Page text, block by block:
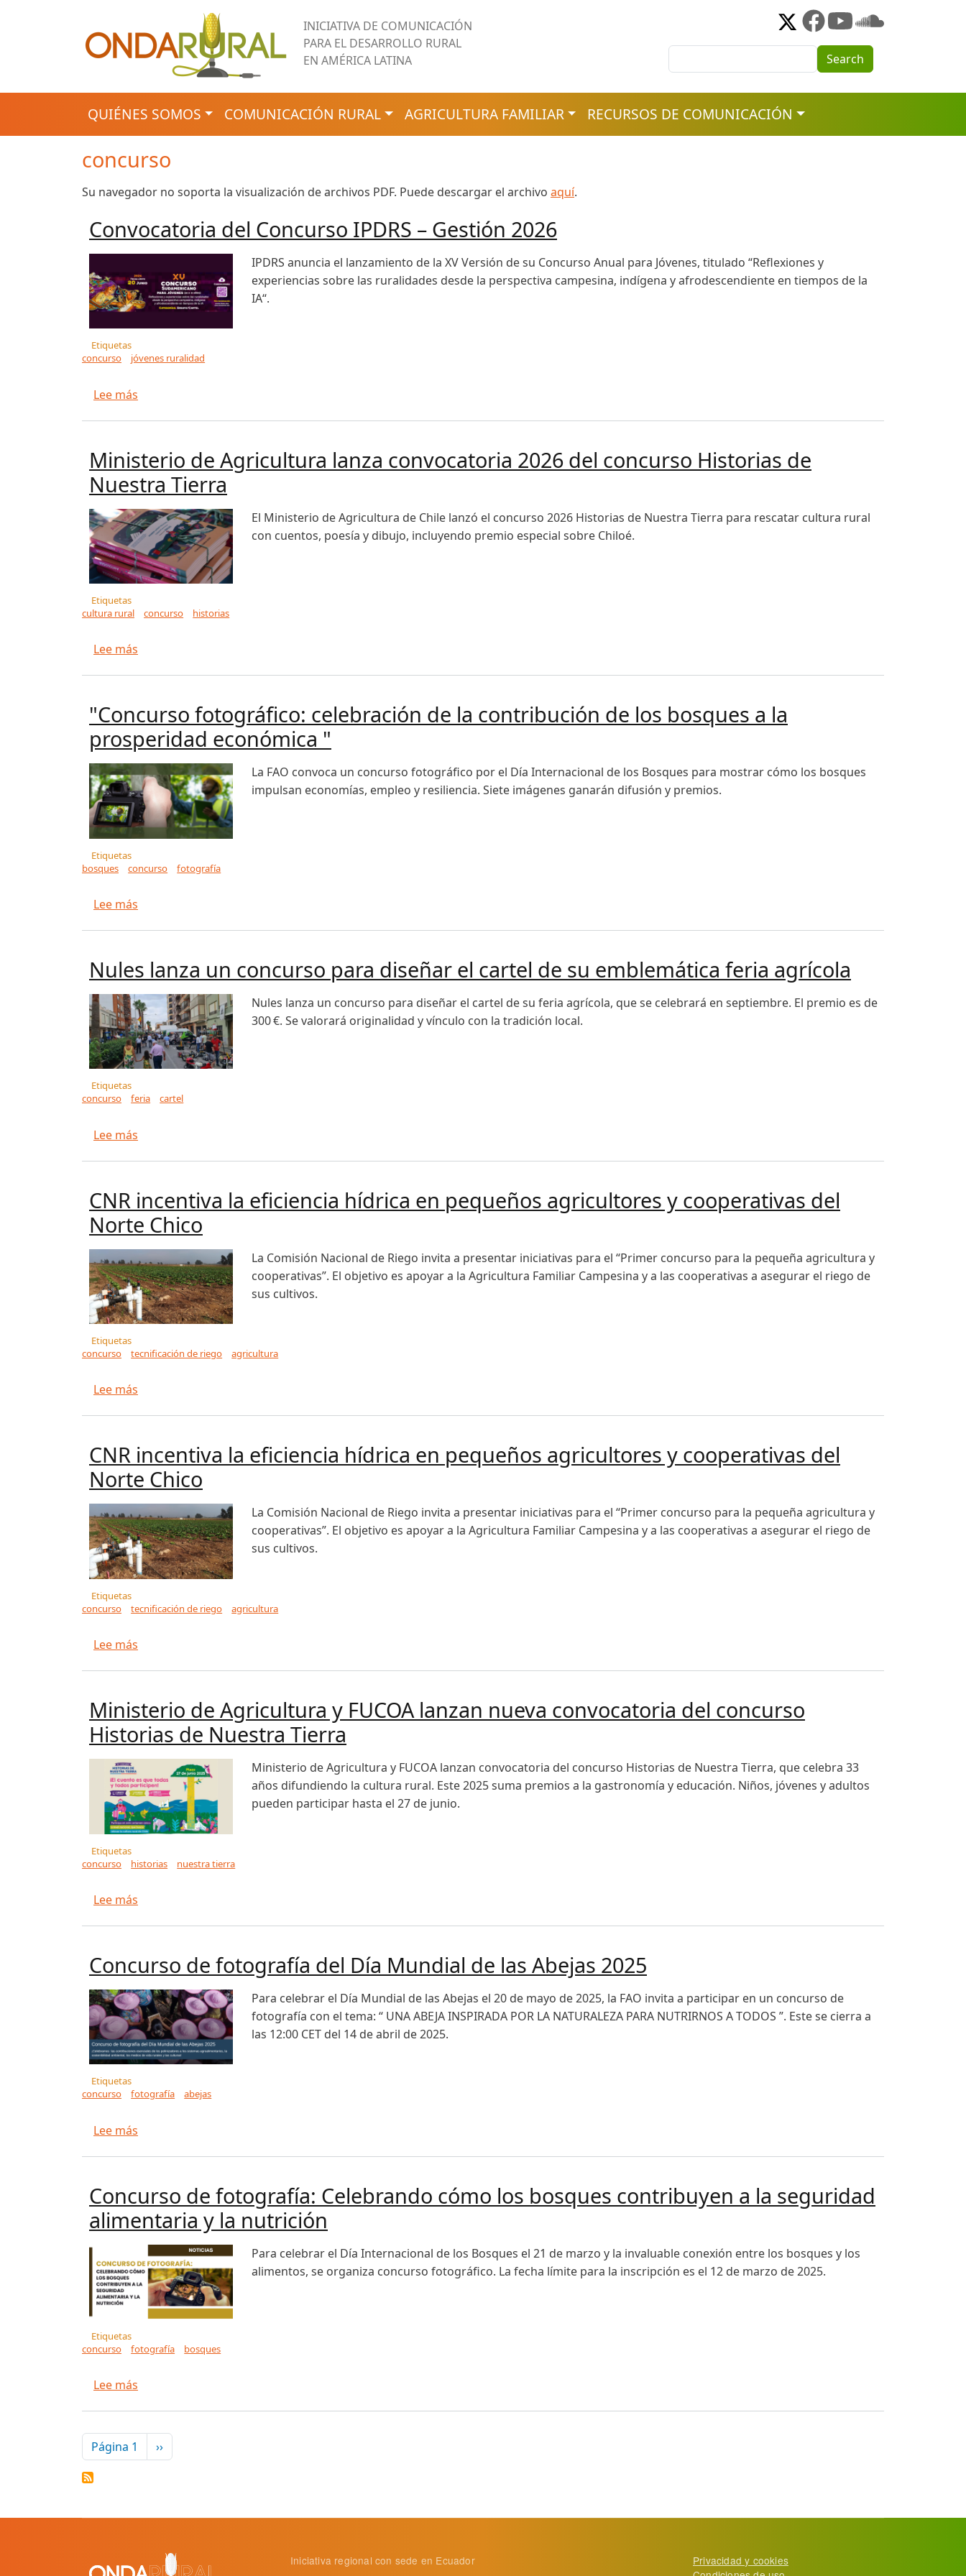
INICIATIVA DE COMUNICACIÓN
PARA EL DESARROLLO RURAL
EN AMÉRICA LATINA
Search
NAVEGACIÓN PRINCIPAL
QUIÉNES SOMOS COMUNICACIÓN RURAL AGRICULTURA FAMILIAR RECURSOS DE COMUNICACIÓN
concurso
Su navegador no soporta la visualización de archivos PDF. Puede descargar el archivo aquí.
Convocatoria del Concurso IPDRS – Gestión 2026
IPDRS anuncia el lanzamiento de la XV Versión de su Concurso Anual para Jóvenes, titulado “Reflexiones y
experiencias sobre las ruralidades desde la perspectiva campesina, indígena y afrodescendiente en tiempos de la
IA“.
Etiquetas
concurso
jóvenes ruralidad
Lee más
Ministerio de Agricultura lanza convocatoria 2026 del concurso Historias de
Nuestra Tierra
El Ministerio de Agricultura de Chile lanzó el concurso 2026 Historias de Nuestra Tierra para rescatar cultura rural
con cuentos, poesía y dibujo, incluyendo premio especial sobre Chiloé.
Etiquetas
cultura rural
concurso historias
Lee más
"Concurso fotográfico: celebración de la contribución de los bosques a la
prosperidad económica "
La FAO convoca un concurso fotográfico por el Día Internacional de los Bosques para mostrar cómo los bosques
impulsan economías, empleo y resiliencia. Siete imágenes ganarán difusión y premios.
Etiquetas
bosques
concurso fotografía
Lee más
Nules lanza un concurso para diseñar el cartel de su emblemática feria agrícola
Nules lanza un concurso para diseñar el cartel de su feria agrícola, que se celebrará en septiembre. El premio es de
300 €. Se valorará originalidad y vínculo con la tradición local.
Etiquetas
concurso
feria cartel
Lee más
CNR incentiva la eficiencia hídrica en pequeños agricultores y cooperativas del
Norte Chico
La Comisión Nacional de Riego invita a presentar iniciativas para el “Primer concurso para la pequeña agricultura y
cooperativas”. El objetivo es apoyar a la Agricultura Familiar Campesina y a las cooperativas a asegurar el riego de
sus cultivos.
Etiquetas
concurso
tecnificación de riego agricultura
Lee más
CNR incentiva la eficiencia hídrica en pequeños agricultores y cooperativas del
Norte Chico
La Comisión Nacional de Riego invita a presentar iniciativas para el “Primer concurso para la pequeña agricultura y
cooperativas”. El objetivo es apoyar a la Agricultura Familiar Campesina y a las cooperativas a asegurar el riego de
sus cultivos.
Etiquetas
concurso
tecnificación de riego agricultura
Lee más
Ministerio de Agricultura y FUCOA lanzan nueva convocatoria del concurso
Historias de Nuestra Tierra
Ministerio de Agricultura y FUCOA lanzan convocatoria del concurso Historias de Nuestra Tierra, que celebra 33
años difundiendo la cultura rural. Este 2025 suma premios a la gastronomía y educación. Niños, jóvenes y adultos
pueden participar hasta el 27 de junio.
Etiquetas
concurso
historias nuestra tierra
Lee más
Concurso de fotografía del Día Mundial de las Abejas 2025
Para celebrar el Día Mundial de las Abejas el 20 de mayo de 2025, la FAO invita a participar en un concurso de
fotografía con el tema: “ UNA ABEJA INSPIRADA POR LA NATURALEZA PARA NUTRIRNOS A TODOS ”. Este se cierra a
las 12:00 CET del 14 de abril de 2025.
Etiquetas
concurso
fotografía abejas
Lee más
Concurso de fotografía: Celebrando cómo los bosques contribuyen a la seguridad
alimentaria y la nutrición
Para celebrar el Día Internacional de los Bosques el 21 de marzo y la invaluable conexión entre los bosques y los
alimentos, se organiza concurso fotográfico. La fecha límite para la inscripción es el 12 de marzo de 2025.
Etiquetas
concurso
fotografía bosques
Lee más
Paginación
Página 1 Siguiente página
››
Iniciativa regional con sede en Ecuador
Privacidad y cookies